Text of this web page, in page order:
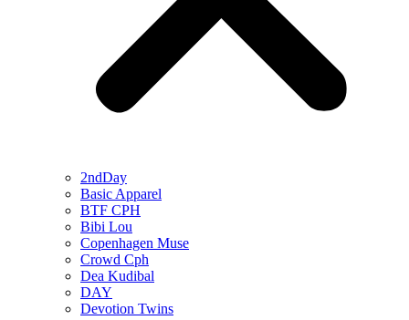
2ndDay
Basic Apparel
BTF CPH
Bibi Lou
Copenhagen Muse
Crowd Cph
Dea Kudibal
DAY
Devotion Twins